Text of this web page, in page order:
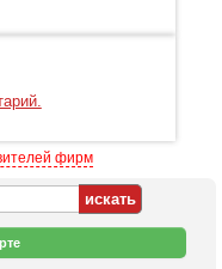
фирм